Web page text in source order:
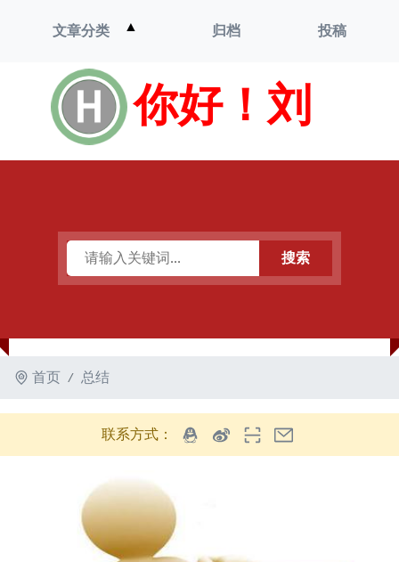
你好！刘
文章分类 ▲
单
归档 投稿
搜索
首页 总结
联系方式：